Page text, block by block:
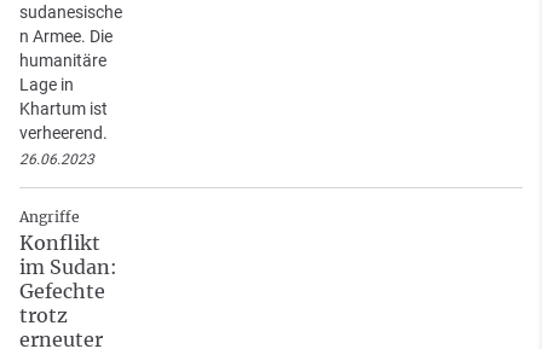
sudanesische
n Armee. Die
humanitäre
Lage in
Khartum ist
verheerend.
26.06.2023
Angriffe
Konflikt
im Sudan:
Gefechte
trotz
erneuter